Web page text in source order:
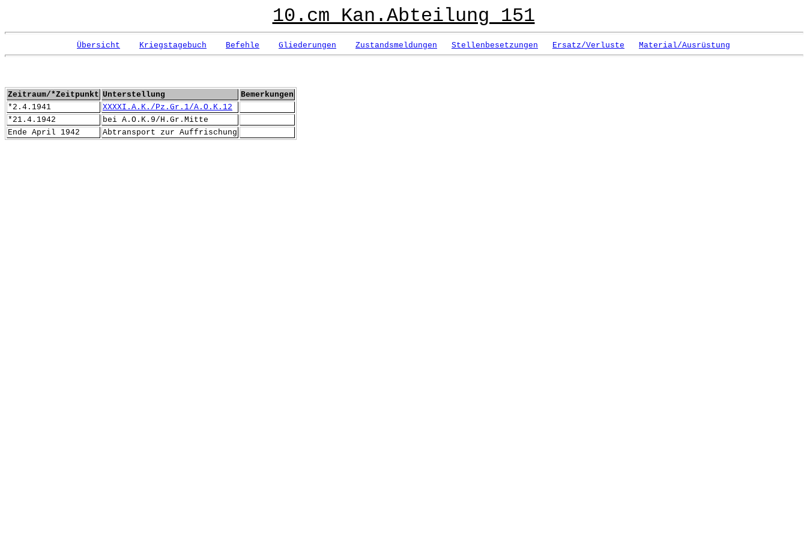
10.cm Kan.Abteilung 151
Übersicht Kriegstagebuch Befehle Gliederungen Zustandsmeldungen Stellenbesetzungen Ersatz/Verluste Material/Ausrüstung
Zeitraum/*Zeitpunkt Unterstellung
Bemerkungen
*2.4.1941
XXXXI.A.K./Pz.Gr.1/A.O.K.12
*21.4.1942
bei A.O.K.9/H.Gr.Mitte
Ende April 1942
Abtransport zur Auffrischung